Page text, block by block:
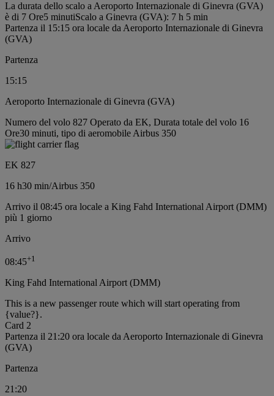
La durata dello scalo a Aeroporto Internazionale di Ginevra (GVA)
è di 7 Ore5 minutiScalo a Ginevra (GVA): 7 h 5 min
Partenza il 15:15 ora locale da Aeroporto Internazionale di Ginevra
(GVA)
Partenza
15:15
Aeroporto Internazionale di Ginevra (GVA)
Numero del volo 827 Operato da EK, Durata totale del volo 16
Ore30 minuti, tipo di aeromobile Airbus 350
EK 827
16 h30 min/Airbus 350
Arrivo il 08:45 ora locale a King Fahd International Airport (DMM)
più 1 giorno
Arrivo
08:45+1
King Fahd International Airport (DMM)
This is a new passenger route which will start operating from
{value?}.
Card 2
Partenza il 21:20 ora locale da Aeroporto Internazionale di Ginevra
(GVA)
Partenza
21:20